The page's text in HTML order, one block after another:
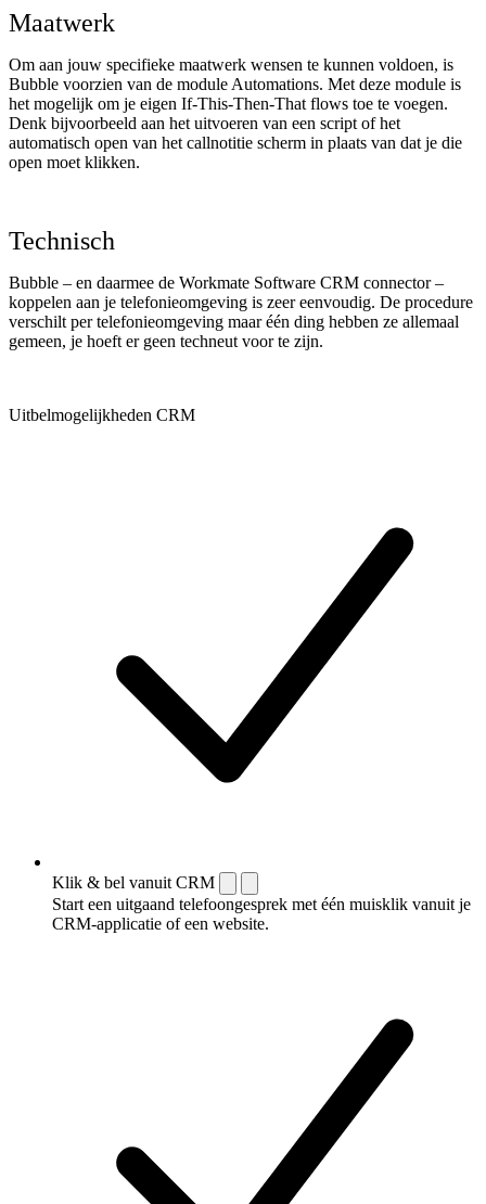
Maatwerk
Om aan jouw specifieke maatwerk wensen te kunnen voldoen, is
Bubble voorzien van de module Automations. Met deze module is
het mogelijk om je eigen If-This-Then-That flows toe te voegen.
Denk bijvoorbeeld aan het uitvoeren van een script of het
automatisch open van het callnotitie scherm in plaats van dat je die
open moet klikken.
Technisch
Bubble – en daarmee de Workmate Software CRM connector –
koppelen aan je telefonieomgeving is zeer eenvoudig. De procedure
verschilt per telefonieomgeving maar één ding hebben ze allemaal
gemeen, je hoeft er geen techneut voor te zijn.
Uitbelmogelijkheden CRM
Klik & bel vanuit CRM
Start een uitgaand telefoongesprek met één muisklik vanuit je
CRM-applicatie of een website.